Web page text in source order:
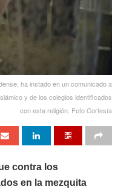
ha instado en un comunicado a
y de los colegios identificados
con esta religión. Foto Cortesía
contra los
en la mezquita